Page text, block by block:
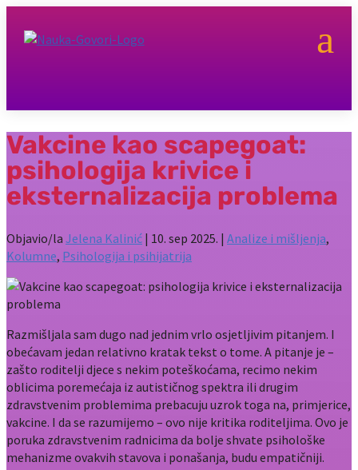
a
Vakcine kao scapegoat:
psihologija krivice i
eksternalizacija problema
Objavio/la Jelena Kalinić | 10. sep 2025. | Analize i mišljenja,
Kolumne, Psihologija i psihijatrija
Razmišljala sam dugo nad jednim vrlo osjetljivim pitanjem. I
obećavam jedan relativno kratak tekst o tome. A pitanje je –
zašto roditelji djece s nekim poteškoćama, recimo nekim
oblicima poremećaja iz autističnog spektra ili drugim
zdravstvenim problemima prebacuju uzrok toga na, primjerice,
vakcine. I da se razumijemo – ovo nije kritika roditeljima. Ovo je
poruka zdravstvenim radnicima da bolje shvate psihološke
mehanizme ovakvih stavova i ponašanja, budu empatičniji.